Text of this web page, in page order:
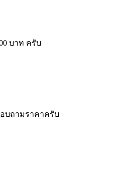
บาท ครับ
บถามราคาครับ